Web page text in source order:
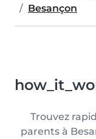
Besançon
Trouvez
parents à